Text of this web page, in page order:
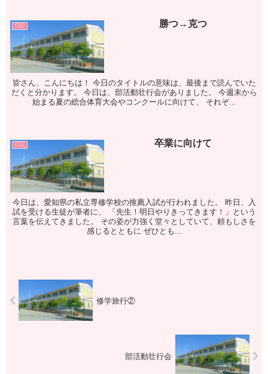
日記 勝つ→克つ
皆さん、こんにちは！ 今日のタイトルの意味は、最後まで読んでいた
だくと分かります。 今日は、部活動壮行会がありました。 今週末から
始まる夏の総合体育大会やコンクールに向けて、 それぞ...
日記 卒業に向けて
今日は、愛知県の私立専修学校の推薦入試が行われました。 昨日、入
試を受ける生徒が筆者に、 「先生！明日やりきってきます！」という
言葉を伝えてきました。 その姿が力強く堂々としていて、頼もしさを
感じるとともに ぜひとも...
修学旅行②
部活動壮行会